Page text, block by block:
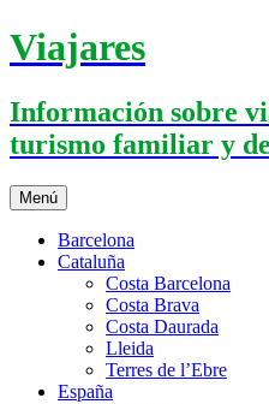
Saltar
al
Viajares
Información sobre
turismo familiar y
Menú
Barcelona
Cataluña
Costa Barcelona
Costa Brava
Costa Daurada
Lleida
Terres de l’Ebre
España